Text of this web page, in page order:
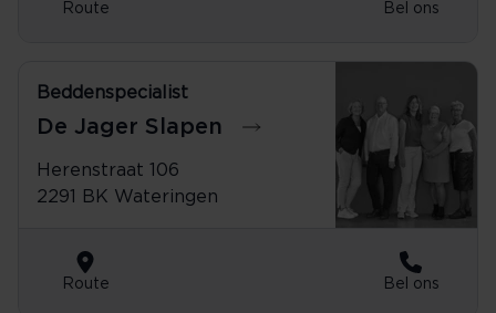
Route Bel ons
Beddenspecialist
De Jager Slapen
Herenstraat 106
2291 BK Wateringen
0174-290305
Route Bel ons